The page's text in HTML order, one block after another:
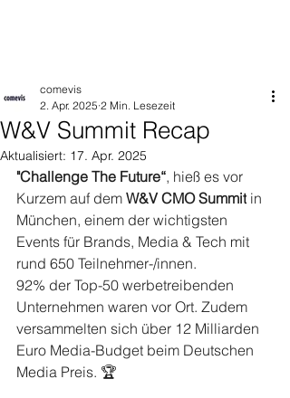
W&V Summit Recap
comevis
2. Apr. 2025 2 Min. Lesezeit
Aktualisiert: 17. Apr. 2025
"Challenge The Future“, hieß es vor
Kurzem auf dem W&V CMO Summit in
München, einem der wichtigsten
Events für Brands, Media & Tech mit
rund 650 Teilnehmer-/innen.
92% der Top-50 werbetreibenden
Unternehmen waren vor Ort. Zudem
versammelten sich über 12 Milliarden
Euro Media-Budget beim Deutschen
Media Preis. 🏆